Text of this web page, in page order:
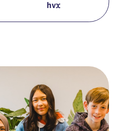
hvx